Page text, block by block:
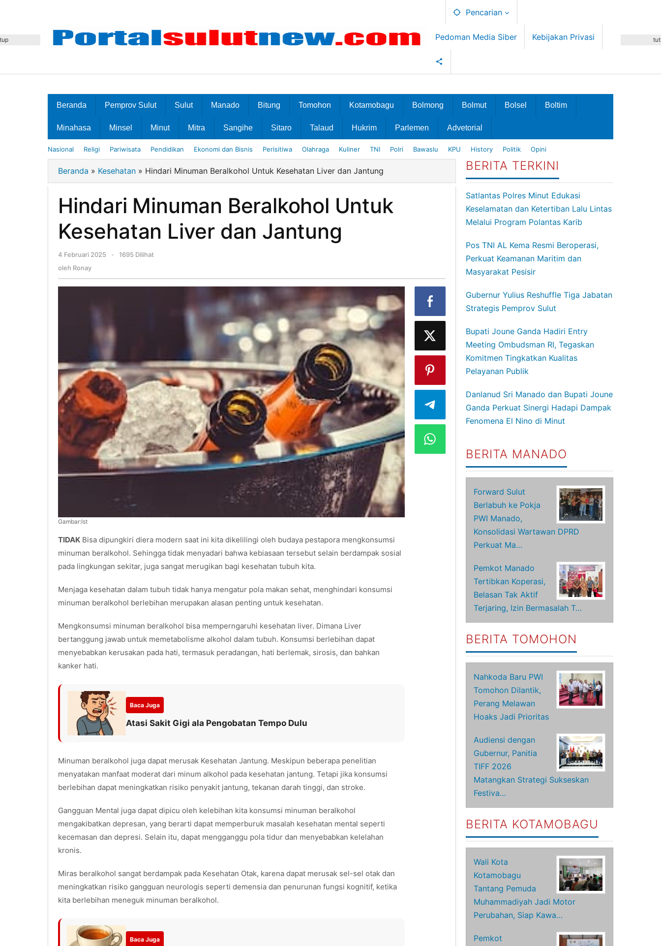
Pencarian
Pedoman Media Siber Kebijakan Privasi
Beranda Pemprov Sulut Sulut Manado Bitung Tomohon Kotamobagu Bolmong Bolmut Bolsel Boltim
Minahasa Minsel Minut Mitra Sangihe Sitaro Talaud Hukrim Parlemen Advetorial
Nasional Religi Pariwisata Pendidikan Ekonomi dan Bisnis Perisitiwa Olahraga Kuliner TNI Polri Bawaslu KPU History Politik Opini
Beranda » Kesehatan » Hindari Minuman Beralkohol Untuk Kesehatan Liver dan Jantung
Hindari Minuman Beralkohol Untuk
Kesehatan Liver dan Jantung
4 Februari 2025
oleh
-
1695 Dilihat
oleh Ronay
Gambar:Ist
TIDAK Bisa dipungkiri diera modern saat ini kita dikelilingi oleh budaya pestapora mengkonsumsi
minuman beralkohol. Sehingga tidak menyadari bahwa kebiasaan tersebut selain berdampak sosial
pada lingkungan sekitar, juga sangat merugikan bagi kesehatan tubuh kita.
Menjaga kesehatan dalam tubuh tidak hanya mengatur pola makan sehat, menghindari konsumsi
minuman beralkohol berlebihan merupakan alasan penting untuk kesehatan.
Mengkonsumsi minuman beralkohol bisa memperngaruhi kesehatan liver. Dimana Liver
bertanggung jawab untuk memetabolisme alkohol dalam tubuh. Konsumsi berlebihan dapat
menyebabkan kerusakan pada hati, termasuk peradangan, hati berlemak, sirosis, dan bahkan
kanker hati.
Baca Juga
Atasi Sakit Gigi ala Pengobatan Tempo Dulu
Minuman beralkohol juga dapat merusak Kesehatan Jantung. Meskipun beberapa penelitian
menyatakan manfaat moderat dari minum alkohol pada kesehatan jantung. Tetapi jika konsumsi
berlebihan dapat meningkatkan risiko penyakit jantung, tekanan darah tinggi, dan stroke.
Gangguan Mental juga dapat dipicu oleh kelebihan kita konsumsi minuman beralkohol
mengakibatkan depresan, yang berarti dapat memperburuk masalah kesehatan mental seperti
kecemasan dan depresi. Selain itu, dapat mengganggu pola tidur dan menyebabkan kelelahan
kronis.
Miras beralkohol sangat berdampak pada Kesehatan Otak, karena dapat merusak sel-sel otak dan
meningkatkan risiko gangguan neurologis seperti demensia dan penurunan fungsi kognitif, ketika
kita berlebihan meneguk minuman beralkohol.
Baca Juga
BERITA TERKINI
Satlantas Polres Minut Edukasi
Keselamatan dan Ketertiban Lalu Lintas
Melalui Program Polantas Karib
Pos TNI AL Kema Resmi Beroperasi,
Perkuat Keamanan Maritim dan
Masyarakat Pesisir
Gubernur Yulius Reshuffle Tiga Jabatan
Strategis Pemprov Sulut
Bupati Joune Ganda Hadiri Entry
Meeting Ombudsman RI, Tegaskan
Komitmen Tingkatkan Kualitas
Pelayanan Publik
Danlanud Sri Manado dan Bupati Joune
Ganda Perkuat Sinergi Hadapi Dampak
Fenomena El Nino di Minut
BERITA MANADO
Forward Sulut
Berlabuh ke Pokja
PWI Manado,
Konsolidasi Wartawan DPRD
Perkuat Ma…
Pemkot Manado
Tertibkan Koperasi,
Belasan Tak Aktif
Terjaring, Izin Bermasalah T…
BERITA TOMOHON
Nahkoda Baru PWI
Tomohon Dilantik,
Perang Melawan
Hoaks Jadi Prioritas
Audiensi dengan
Gubernur, Panitia
TIFF 2026
Matangkan Strategi Sukseskan
Festiva…
BERITA KOTAMOBAGU
Wali Kota
Kotamobagu
Tantang Pemuda
Muhammadiyah Jadi Motor
Perubahan, Siap Kawa…
Pemkot